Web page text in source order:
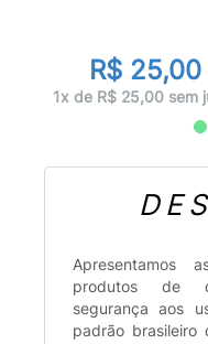
R$ 25,00
1x de R$ 25,00 sem
Apresentamos
produtos de
segurança aos
padrão brasileiro